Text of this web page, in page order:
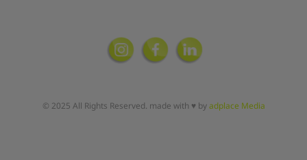
© 2025 All Rights Reserved. made with ♥ byadplace Media